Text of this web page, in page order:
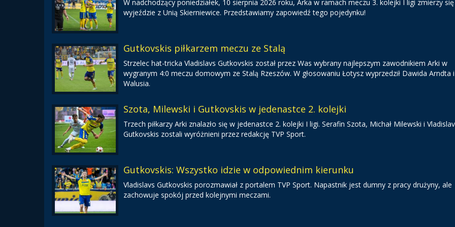
W nadchodzący poniedziałek, 10 sierpnia 2026 roku, Arka w ramach meczu 3. kolejki I ligi zmierzy
wyjeździe z Unią Skierniewice. Przedstawiamy zapowiedź tego pojedynku!
Gutkovskis piłkarzem meczu ze Stalą
Strzelec hat-tricka Vladislavs Gutkovskis został przez Was wybrany najlepszym zawodnikiem Arki w
wygranym 4:0 meczu domowym ze Stalą Rzeszów. W głosowaniu Łotysz wyprzedził Dawida Arndta
Walusia.
Szota, Milewski i Gutkovskis w jedenastce 2. kolejki
Trzech piłkarzy Arki znalazło się w jedenastce 2. kolejki I ligi. Serafin Szota, Michał Milewski i
Gutkovskis zostali wyróżnieni przez redakcję TVP Sport.
Gutkovskis: Wszystko idzie w odpowiednim kierunku
Vladislavs Gutkovskis porozmawiał z portalem TVP Sport. Napastnik jest dumny z pracy drużyny, ale
zachowuje spokój przed kolejnymi meczami.